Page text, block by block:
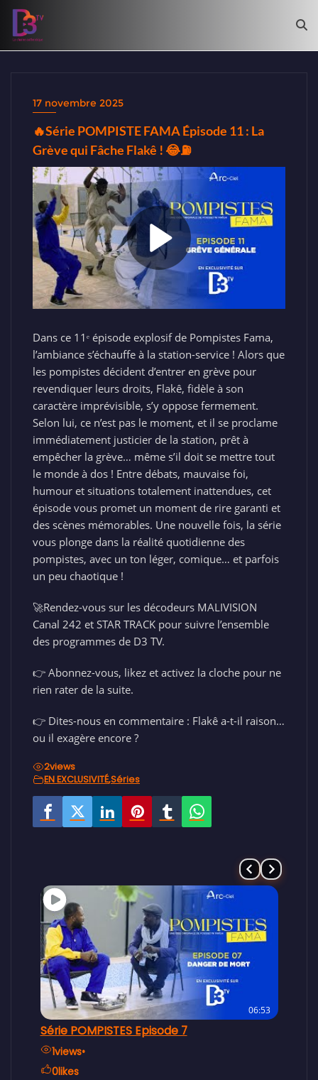
17 novembre 2025
🔥Série POMPISTE FAMA Épisode 11 : La
Grève qui Fâche Flakê ! 😂⛽
Dans ce 11ᵉ épisode explosif de Pompistes Fama,
l’ambiance s’échauffe à la station-service ! Alors que
les pompistes décident d’entrer en grève pour
revendiquer leurs droits, Flakê, fidèle à son
caractère imprévisible, s’y oppose fermement.
Selon lui, ce n’est pas le moment, et il se proclame
immédiatement justicier de la station, prêt à
empêcher la grève… même s’il doit se mettre tout
le monde à dos ! Entre débats, mauvaise foi,
humour et situations totalement inattendues, cet
épisode vous promet un moment de rire garanti et
des scènes mémorables. Une nouvelle fois, la série
vous plonge dans la réalité quotidienne des
pompistes, avec un ton léger, comique… et parfois
un peu chaotique !
🚀Rendez-vous sur les décodeurs MALIVISION
Canal 242 et STAR TRACK pour suivre l’ensemble
des programmes de D3 TV.
👉 Abonnez-vous, likez et activez la cloche pour ne
rien rater de la suite.
👉 Dites-nous en commentaire : Flakê a-t-il raison…
ou il exagère encore ?
2views
EN EXCLUSIVITÉ,Séries
06:53
Série POMPISTES Episode 7
1views•
0likes